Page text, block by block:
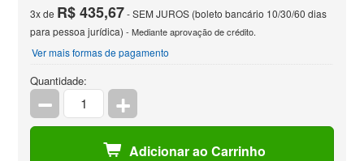
3x de R$ 435,67- SEM JUROS (boleto bancário 10/30/60 dias
para pessoa jurídica) - Mediante aprovação de crédito.
Ver mais formas de pagamento
Quantidade:
Adicionar ao Carrinho